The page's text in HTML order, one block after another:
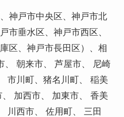
神戸市中央区、神戸市北
市垂水区、神戸市西区、
区、神戸市長田区）、相
、 朝来市、 芦屋市、 尼崎
市川町、猪名川町、 稲美
加西市、 加東市、 香美
川西市、 佐用町、 三田